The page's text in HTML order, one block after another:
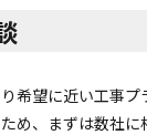
希望に近い工事
め、まずは数社に